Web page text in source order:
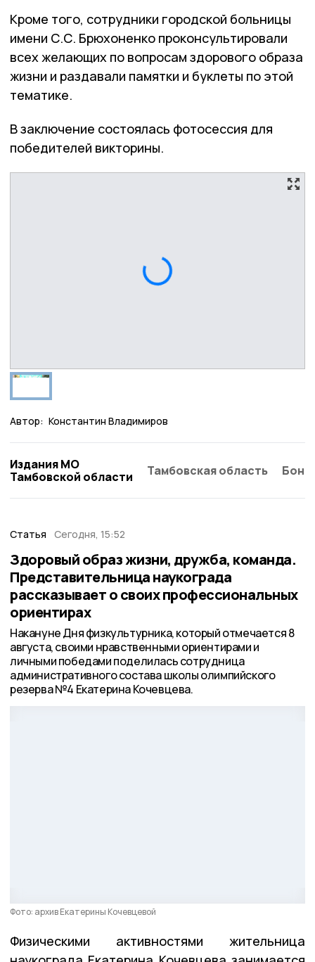
Кроме того, сотрудники городской больницы
имени С.С. Брюхоненко проконсультировали
всех желающих по вопросам здорового образа
жизни и раздавали памятки и буклеты по этой
тематике.
В заключение состоялась фотосессия для
победителей викторины.
Автор: Константин Владимиров
Издания МО
Тамбовской области
Тамбовская область
Статья Сегодня, 15:52
Здоровый образ жизни, дружба, команда.
Представительница наукограда
рассказывает о своих профессиональных
ориентирах
Накануне Дня физкультурника, который отмечается 8
августа, своими нравственными ориентирами и
личными победами поделилась сотрудница
административного состава школы олимпийского
резерва №4 Екатерина Кочевцева.
Фото: архив Екатерины Кочевцевой
Физическими активностями жительница